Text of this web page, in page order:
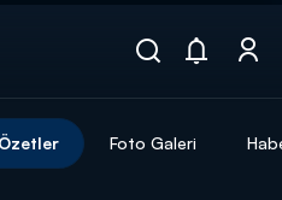
Özetler Foto Galeri